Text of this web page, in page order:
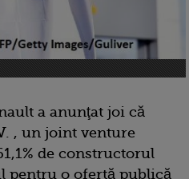
a anunţat joi că
, un joint venture
de constructorul
pentru o ofertă publică